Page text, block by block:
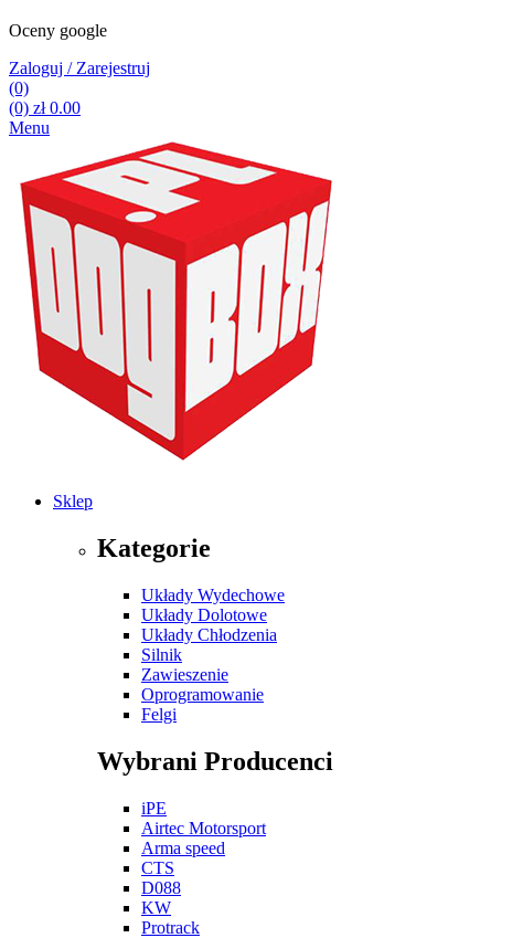
Oceny google
Zaloguj / Zarejestruj
(0)
(0) zł0.00
Menu
Sklep
Kategorie
Układy Wydechowe
Układy Dolotowe
Układy Chłodzenia
Silnik
Zawieszenie
Oprogramowanie
Felgi
Wybrani Producenci
iPE
Airtec Motorsport
Arma speed
CTS
D088
KW
Protrack